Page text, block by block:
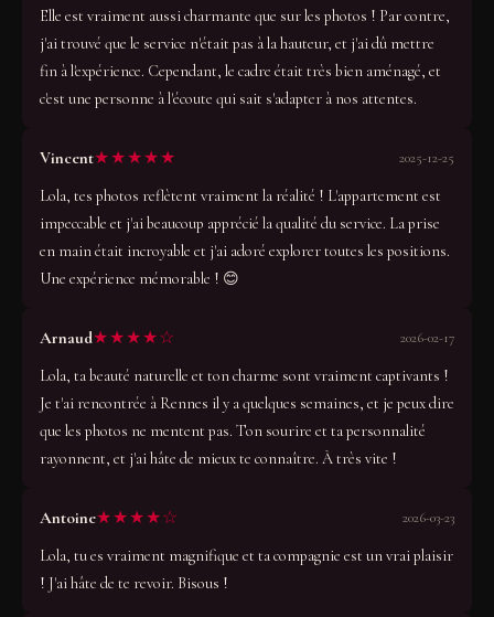
Elle est vraiment aussi charmante que sur les photos ! Par contre,
j'ai trouvé que le service n'était pas à la hauteur, et j'ai dû mettre
fin à l'expérience. Cependant, le cadre était très bien aménagé, et
c'est une personne à l'écoute qui sait s'adapter à nos attentes.
Vincent★★★★★ 2025-12-25
Lola, tes photos reflètent vraiment la réalité ! L'appartement est
impeccable et j'ai beaucoup apprécié la qualité du service. La prise
en main était incroyable et j'ai adoré explorer toutes les positions.
Une expérience mémorable ! 😊
Arnaud★★★★☆ 2026-02-17
Lola, ta beauté naturelle et ton charme sont vraiment captivants !
Je t'ai rencontrée à Rennes il y a quelques semaines, et je peux dire
que les photos ne mentent pas. Ton sourire et ta personnalité
rayonnent, et j'ai hâte de mieux te connaître. À très vite !
Antoine★★★★☆ 2026-03-23
Lola, tu es vraiment magnifique et ta compagnie est un vrai plaisir
! J'ai hâte de te revoir. Bisous !